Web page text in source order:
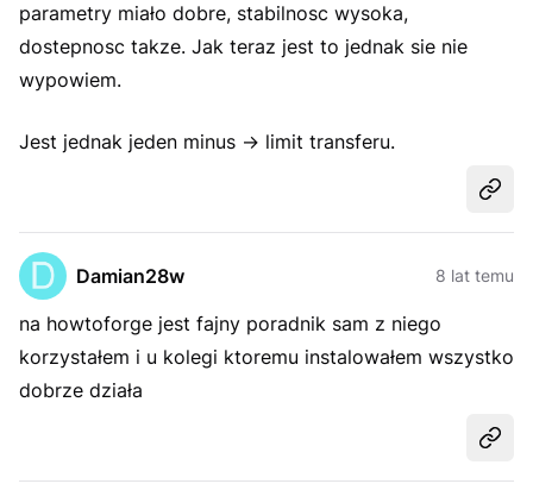
parametry miało dobre, stabilnosc wysoka,
dostepnosc takze. Jak teraz jest to jednak sie nie
wypowiem.
Jest jednak jeden minus -> limit transferu.
Damian28w 8 lat temu
na howtoforge jest fajny poradnik sam z niego
korzystałem i u kolegi ktoremu instalowałem wszystko
dobrze działa